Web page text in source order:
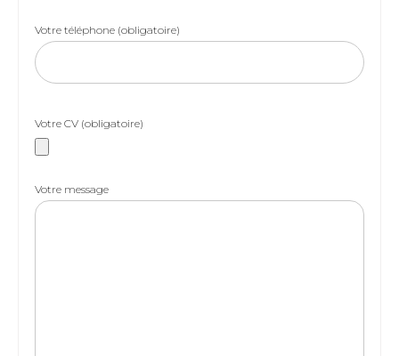
Votre téléphone (obligatoire)
Votre CV (obligatoire)
Votre message